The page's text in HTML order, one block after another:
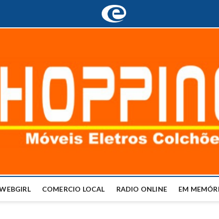
COMERCIO LOCAL RADIO ONLINE EM